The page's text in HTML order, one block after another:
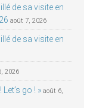
de sa visite en
août 7, 2026
de sa visite en
2026
go ! » août 6,